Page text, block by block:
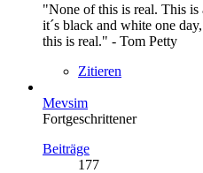
"None of this is real. This is
it´s black and white one
this is real." - Tom Petty
Zitieren
Mevsim
Fortgeschrittener
Beiträge
177